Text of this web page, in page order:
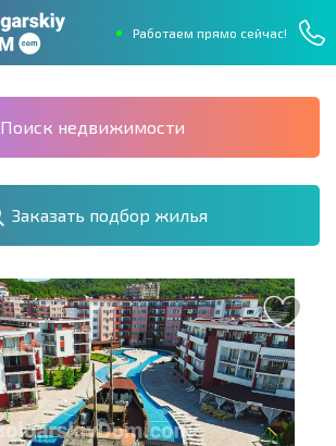
Работаем прямо сейчас!
Поиск недвижимости
Заказать подбор жилья